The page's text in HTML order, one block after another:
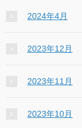
2024年4月
2023年12月
2023年11月
2023年10月